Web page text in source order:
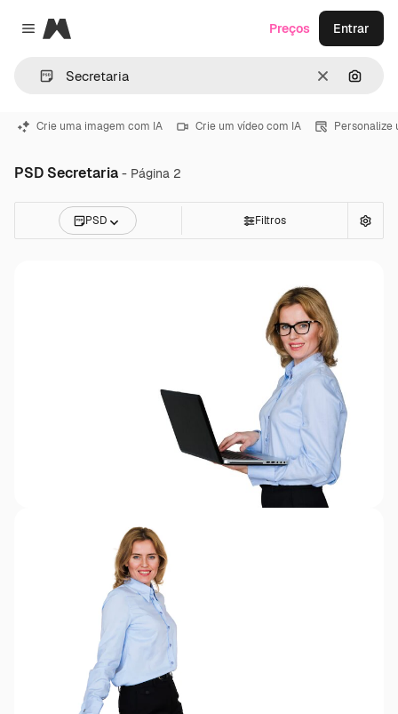
Close menu
Magnific
Limpar
Preços Entrar
Crie uma imagem com IA Crie um vídeo com IA Personalize
PSD Secretaria - Página 2
PSD Filtros